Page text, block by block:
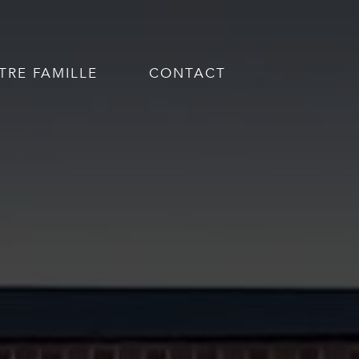
FAMILLE CONTACT